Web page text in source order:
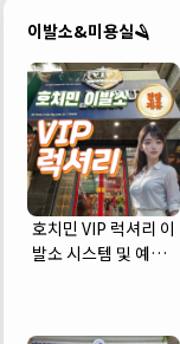
이발소&미용실🪒
호치민 VIP 럭셔리 이
발소 시스템 및 예약 |